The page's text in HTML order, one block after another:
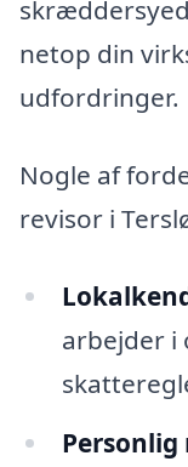
netop din
udfordringer.
Nogle af
revisor i
arbejder i